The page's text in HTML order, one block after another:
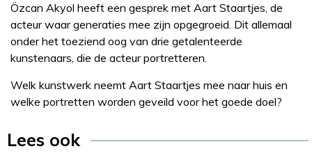
Özcan Akyol heeft een gesprek met Aart Staartjes, de
acteur waar generaties mee zijn opgegroeid. Dit allemaal
onder het toeziend oog van drie getalenteerde
kunstenaars, die de acteur portretteren.
Welk kunstwerk neemt Aart Staartjes mee naar huis en
welke portretten worden geveild voor het goede doel?
Lees ook